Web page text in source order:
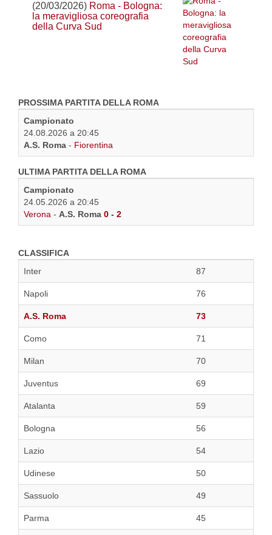
(20/03/2026) Roma - Bologna:
la meravigliosa coreografia
della Curva Sud
PROSSIMA PARTITA DELLA ROMA
Campionato
24.08.2026 a 20:45
A.S. Roma - Fiorentina
ULTIMA PARTITA DELLA ROMA
Campionato
24.05.2026 a 20:45
Verona - A.S. Roma 0 - 2
CLASSIFICA
Inter
87
Napoli 76
A.S. Roma 73
Como 71
Milan 70
Juventus 69
Atalanta 59
Bologna 56
Lazio 54
Udinese 50
Sassuolo 49
Parma 45